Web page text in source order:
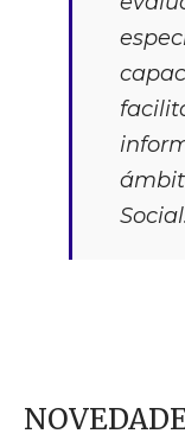
Social.